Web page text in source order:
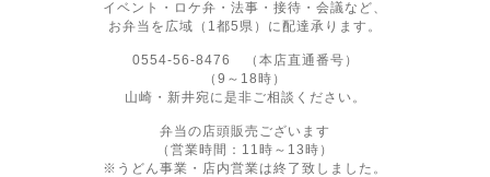
イベント・ロケ弁・法事・接待・会議など、
お弁当を広域（1都5県）に配達承ります。
0554-56-8476 （本店直通番号）
（9～18時）
山崎・新井宛に是非ご相談ください。
弁当の店頭販売ございます
（営業時間：11時～13時）
※うどん事業・店内営業は終了致しました。